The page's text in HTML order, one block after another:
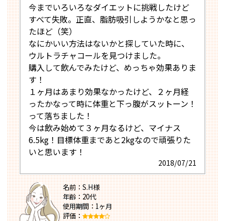
今までいろいろなダイエットに挑戦したけど
すべて失敗。正直、脂肪吸引しようかなと思っ
たほど（笑）
なにかいい方法はないかと探していた時に、
ウルトラチャコールを見つけました。
購入して飲んでみたけど、めっちゃ効果ありま
す！
１ヶ月はあまり効果なかったけど、２ヶ月経
ったかなって時に体重と下っ腹がスットーン！
って落ちました！
今は飲み始めて３ヶ月なるけど、マイナス
6.5kg！目標体重まであと2kgなので頑張りた
いと思います！
2018/07/21
名前：S.H様
年齢：20代
使用期間：1ヶ月
評価：